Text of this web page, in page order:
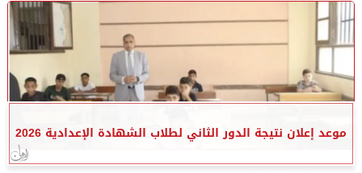
موعد إعلان نتيجة الدور الثاني لطلاب الشهادة الإعدادية 2026